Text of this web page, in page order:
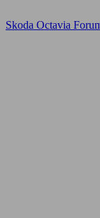
Skoda Octavia